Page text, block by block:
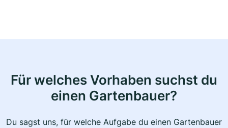
Für welches Vorhaben suchst du
einen Gartenbauer?
Du sagst uns, für welche Aufgabe du einen Gartenbauer